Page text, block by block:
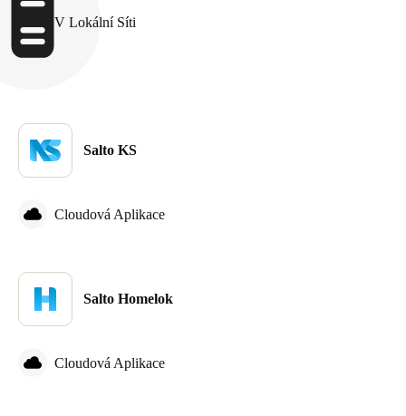
Sweden
Svenska
NorskEnglish
V Lokální Síti
Salto KS
Cloudová Aplikace
Salto Homelok
Cloudová Aplikace